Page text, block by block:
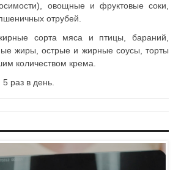
овощные и фруктовые соки,
отрубей.
сорта мяса и птицы, бараний,
жиры, острые и жирные соусы, торты
количеством крема.
раз в день.